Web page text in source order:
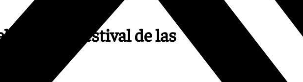
final del Festival de las